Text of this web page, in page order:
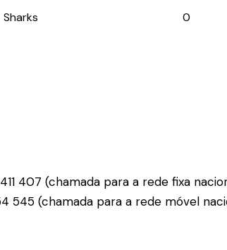
Sharks 0
407 (chamada para a rede fixa
545 (chamada para a rede móvel